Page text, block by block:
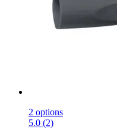
2 options
5.0 (2)